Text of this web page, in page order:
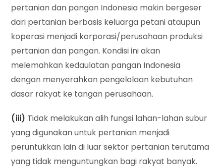
pertanian dan pangan Indonesia makin bergeser
dari pertanian berbasis keluarga petani ataupun
koperasi menjadi korporasi/perusahaan produksi
pertanian dan pangan. Kondisi ini akan
melemahkan kedaulatan pangan Indonesia
dengan menyerahkan pengelolaan kebutuhan
dasar rakyat ke tangan perusahaan.
(iii) Tidak melakukan alih fungsi lahan-lahan subur
yang digunakan untuk pertanian menjadi
peruntukkan lain di luar sektor pertanian terutama
yang tidak menguntungkan bagi rakyat banyak.